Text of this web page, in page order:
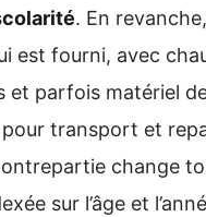
. En
est fourni, avec
et parfois matériel
pour transport et
change
sur l’âge et